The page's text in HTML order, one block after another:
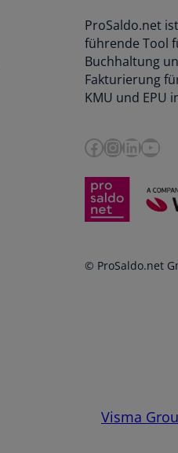
ProSaldo.net
führende Tool
Buchhaltung
Fakturierung
KMU und EPU
Facebook InstagramLinkedIn YouTube
© ProSaldo.net
Visma